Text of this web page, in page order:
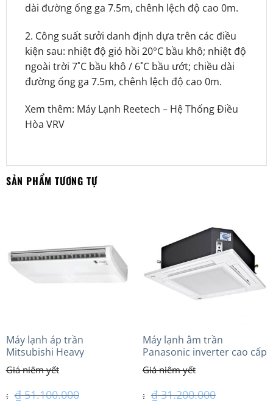
dài đường ống ga 7.5m, chênh lệch độ cao 0m.
2. Công suất sưởi danh định dựa trên các điều
kiện sau: nhiệt độ gió hồi 20°C bầu khô; nhiệt độ
ngoài trời 7˚C bầu khô / 6˚C bầu ướt; chiều dài
đường ống ga 7.5m, chênh lệch độ cao 0m.
Xem thêm: Máy Lạnh Reetech – Hệ Thống Điều
Hòa VRV
SẢN PHẨM TƯƠNG TỰ
Máy lạnh áp trần
Mitsubishi Heavy
FDE100VG (4.0Hp) Cao cấp
– 3 Pha
₫51.100.000
Máy lạnh âm trần
Panasonic inverter cao cấp
(2.5Hp) S-1821PU3HA/U-
21PRH1H5
₫31.200.000